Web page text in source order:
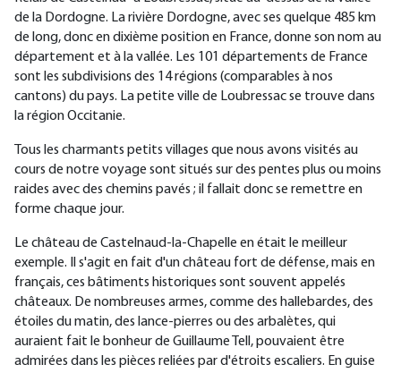
de la Dordogne. La rivière Dordogne, avec ses quelque 485 km
de long, donc en dixième position en France, donne son nom au
département et à la vallée. Les 101 départements de France
sont les subdivisions des 14 régions (comparables à nos
cantons) du pays. La petite ville de Loubressac se trouve dans
la région Occitanie.
Tous les charmants petits villages que nous avons visités au
cours de notre voyage sont situés sur des pentes plus ou moins
raides avec des chemins pavés ; il fallait donc se remettre en
forme chaque jour.
Le château de Castelnaud-la-Chapelle en était le meilleur
exemple. Il s'agit en fait d'un château fort de défense, mais en
français, ces bâtiments historiques sont souvent appelés
châteaux. De nombreuses armes, comme des hallebardes, des
étoiles du matin, des lance-pierres ou des arbalètes, qui
auraient fait le bonheur de Guillaume Tell, pouvaient être
admirées dans les pièces reliées par d'étroits escaliers. En guise